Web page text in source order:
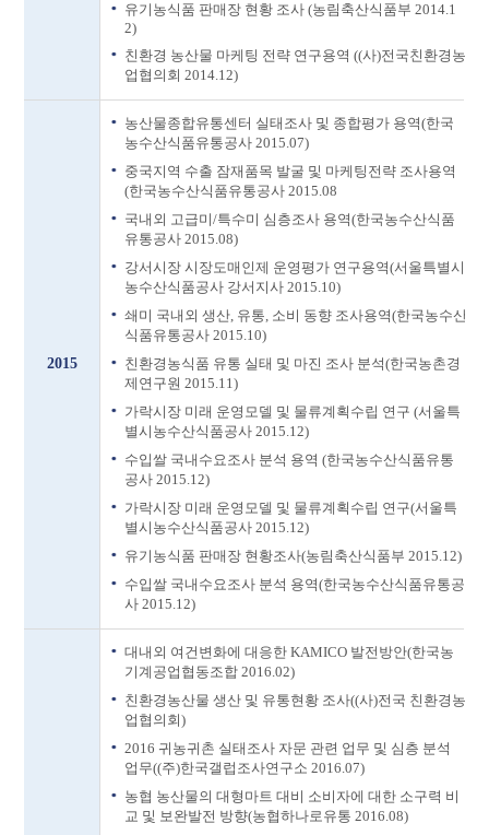
유기농식품 판매장 현황 조사 (농림축산식품부 2014.1
2)
친환경 농산물 마케팅 전략 연구용역 ((사)전국친환경농
업협의회 2014.12)
2015
농산물종합유통센터 실태조사 및 종합평가 용역(한국
농수산식품유통공사 2015.07)
중국지역 수출 잠재품목 발굴 및 마케팅전략 조사용역
(한국농수산식품유통공사 2015.08
국내외 고급미/특수미 심층조사 용역(한국농수산식품
유통공사 2015.08)
강서시장 시장도매인제 운영평가 연구용역(서울특별시
농수산식품공사 강서지사 2015.10)
쇄미 국내외 생산, 유통, 소비 동향 조사용역(한국농수산
식품유통공사 2015.10)
친환경농식품 유통 실태 및 마진 조사 분석(한국농촌경
제연구원 2015.11)
가락시장 미래 운영모델 및 물류계획수립 연구 (서울특
별시농수산식품공사 2015.12)
수입쌀 국내수요조사 분석 용역 (한국농수산식품유통
공사 2015.12)
가락시장 미래 운영모델 및 물류계획수립 연구(서울특
별시농수산식품공사 2015.12)
유기농식품 판매장 현황조사(농림축산식품부 2015.12)
수입쌀 국내수요조사 분석 용역(한국농수산식품유통공
사 2015.12)
대내외 여건변화에 대응한 KAMICO 발전방안(한국농
기계공업협동조합 2016.02)
친환경농산물 생산 및 유통현황 조사((사)전국 친환경농
업협의회)
2016 귀농귀촌 실태조사 자문 관련 업무 및 심층 분석
업무((주)한국갤럽조사연구소 2016.07)
농협 농산물의 대형마트 대비 소비자에 대한 소구력 비
교 및 보완발전 방향(농협하나로유통 2016.08)